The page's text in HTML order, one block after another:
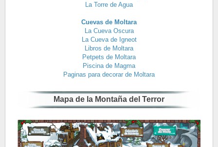
La Torre de Agua
Cuevas de Moltara
La Cueva Oscura
La Cueva de Igneot
Libros de Moltara
Petpets de Moltara
Piscina de Magma
Paginas para decorar de Moltara
Mapa de la Montaña del Terror